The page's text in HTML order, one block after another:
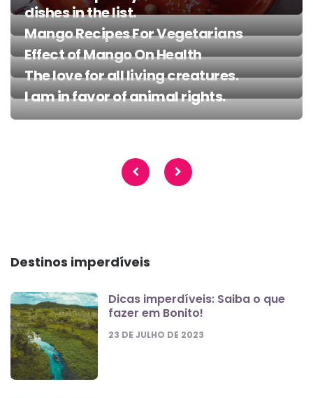
dishes in the list.
Mango Recipes For Vegetarians
Effect of Mango On Health
The love for all living creatures.
I am in favor of animal rights.
Destinos imperdíveis
Dicas imperdíveis: Saiba o que
fazer em Bonito!
23 DE JULHO DE 2023